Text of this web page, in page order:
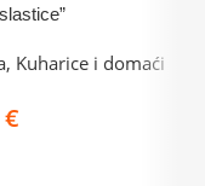
, Kuharice i domaći
€